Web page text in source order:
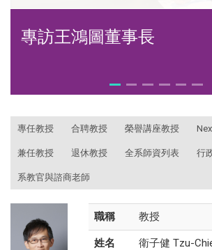
專訪王鴻圖董事長
專任教授 合聘教授 榮譽講座教授
兼任教授 退休教授 全系師資列表 行
系教官與諮商老師
職稱 教授
姓名 衛子健 Tzu-